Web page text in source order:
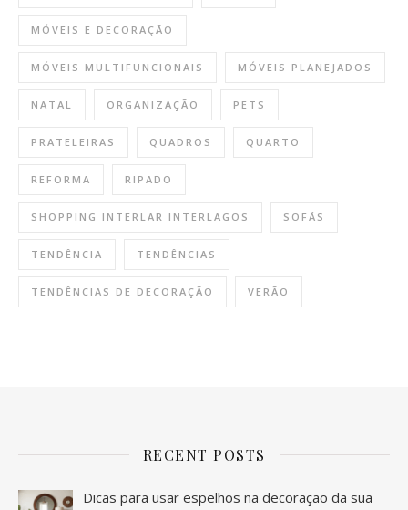
MÓVEIS E DECORAÇÃO
MÓVEIS MULTIFUNCIONAIS MÓVEIS PLANEJADOS
NATAL ORGANIZAÇÃO PETS
PRATELEIRAS QUADROS QUARTO
REFORMA RIPADO
SHOPPING INTERLAR INTERLAGOS SOFÁS
TENDÊNCIA TENDÊNCIAS
TENDÊNCIAS DE DECORAÇÃO VERÃO
RECENT POSTS
Dicas para usar espelhos na decoração da sua